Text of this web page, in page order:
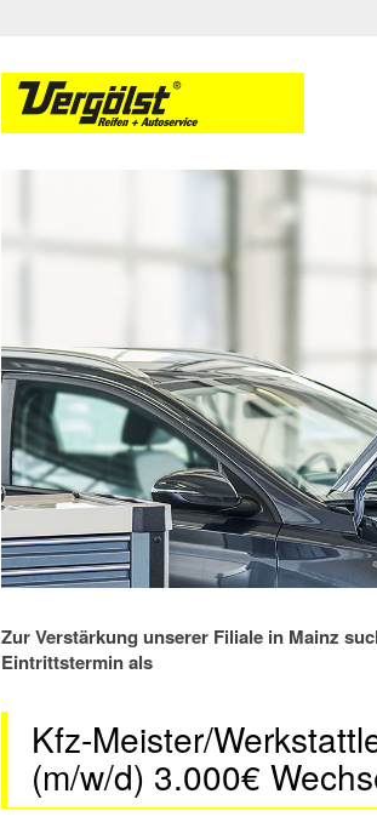
Zur Verstärkung unserer Filiale in Mainz
Eintrittstermin als
Kfz-Meister/
(m/w/d) 3.000€